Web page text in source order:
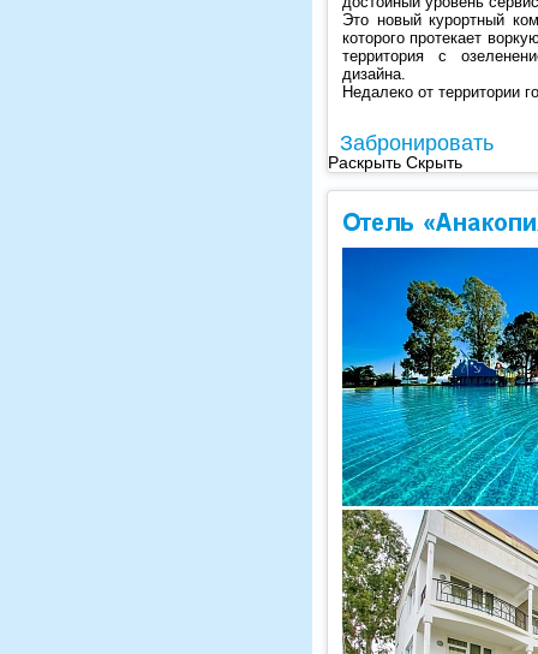
Это новый курортный
которого протекает
территория с
дизайна.
Недалеко от территории
Забронировать
Раскрыть Скрыть